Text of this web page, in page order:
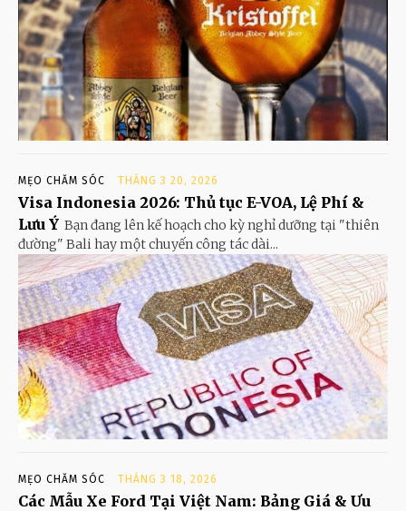
MẸO CHĂM SÓC THÁNG 3 20, 2026
Visa Indonesia 2026: Thủ tục E-VOA, Lệ Phí &
Lưu Ý Bạn đang lên kế hoạch cho kỳ nghỉ dưỡng tại "thiên
đường" Bali hay một chuyến công tác dài...
MẸO CHĂM SÓC THÁNG 3 18, 2026
Các Mẫu Xe Ford Tại Việt Nam: Bảng Giá & Ưu